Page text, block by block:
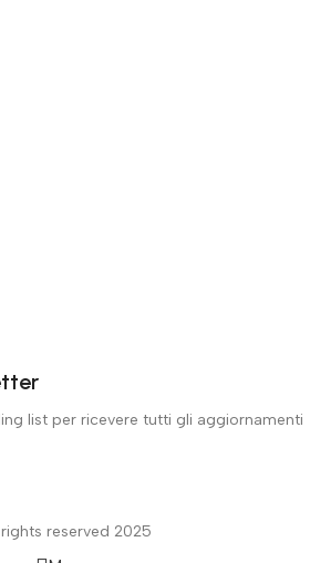
list per ricevere tutti gli aggiornamenti
reserved 2025